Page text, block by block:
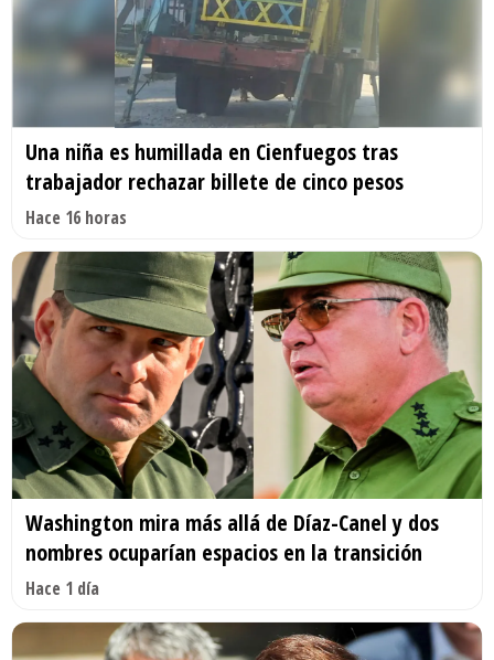
Una niña es humillada en Cienfuegos tras
trabajador rechazar billete de cinco pesos
Hace 16 horas
Washington mira más allá de Díaz-Canel y dos
nombres ocuparían espacios en la transición
Hace 1 día